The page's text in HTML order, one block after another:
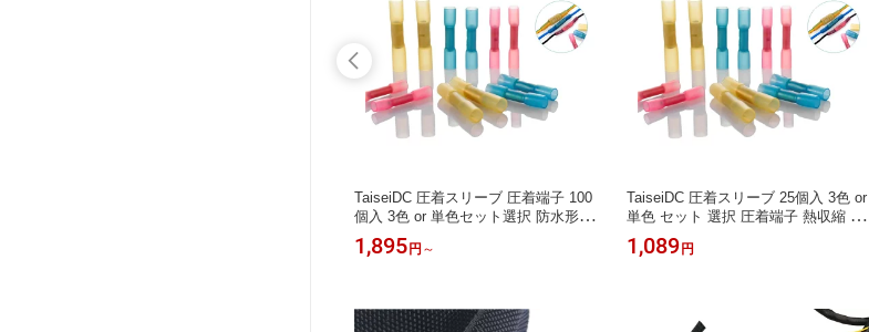
TaiseiDC 圧着スリーブ 圧着端子 100
個入 3色 or 単色セット選択 防水形 絶
縁被覆 二層構造 接着剤付き 収縮比3:
1
1,895 円 ～
TaiseiDC 圧着スリーブ 25個入 3色 or
単色 セット 選択 圧着端子 熱収縮 防
水形 絶縁被覆 二層構造 接着剤付き
収縮比3:1
1,089 円